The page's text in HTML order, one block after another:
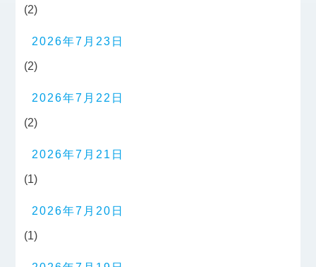
(2)
2026年7月23日
(2)
2026年7月22日
(2)
2026年7月21日
(1)
2026年7月20日
(1)